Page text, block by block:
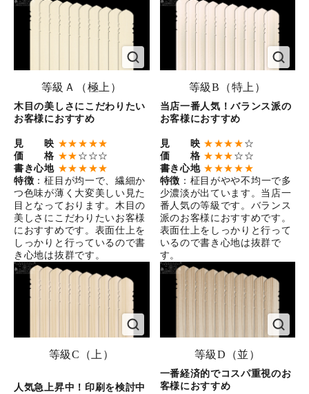
等級Ａ（極上）
木目の美しさにこだわりたい
お客様におすすめ
見 映 ★★★★★
価 格 ★★ ☆☆☆
書き心地 ★★★★★
特徴 ：柾目が均一で、繊細か
つ色味が薄く大変美しい見た
目となっております。木目の
美しさにこだわりたいお客様
におすすめです。表面仕上を
しっかりと行っているので書
き心地は抜群です。
等級B（特上）
当店一番人気！バランス派の
お客様におすすめ
見 映 ★★★★ ☆
価 格 ★★★ ☆☆
書き心地 ★★★★★
特徴 ：柾目がやや不均一で多
少濃淡が出ています。当店一
番人気の等級です。バランス
派のお客様におすすめです。
表面仕上をしっかりと行って
いるので書き心地は抜群で
す。
等級C（上）
人気急上昇中！印刷を検討中
等級D（並）
一番経済的でコスパ重視のお
客様におすすめ